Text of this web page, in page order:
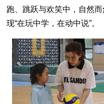
跑、跳跃与欢笑中，自然
现“在玩中学，在动中说”。